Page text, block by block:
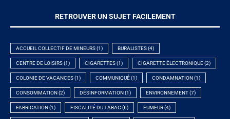
RETROUVER UN SUJET FACILEMENT
ACCUEIL COLLECTIF DE MINEURS(1) BURALISTES(4)
CENTRE DE LOISIRS(1) CIGARETTES(1) CIGARETTE ÉLECTRONIQUE(2)
COLONIE DE VACANCES(1) COMMUNIQUÉ(1) CONDAMNATION (1)
CONSOMMATION (2) DÉSINFORMATION (1) ENVIRONNEMENT(7)
FABRICATION (1) FISCALITÉ DU TABAC (6) FUMEUR(4)